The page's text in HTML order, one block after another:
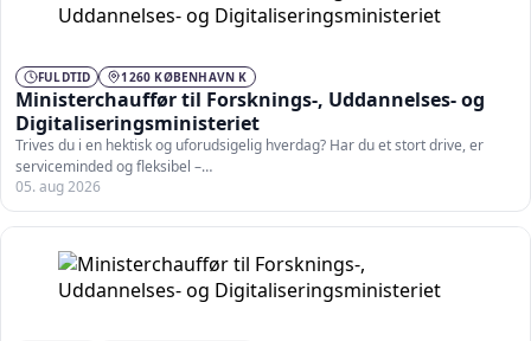
FULDTID 1260 KØBENHAVN K
Ministerchauffør til Forsknings-, Uddannelses- og
Digitaliseringsministeriet
Trives du i en hektisk og uforudsigelig hverdag? Har du et stort drive, er
serviceminded og fleksibel –…
05. aug 2026